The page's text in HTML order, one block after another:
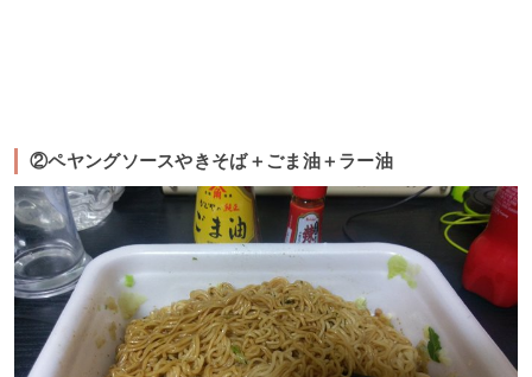
②ペヤングソースやきそば＋ごま油＋ラー油